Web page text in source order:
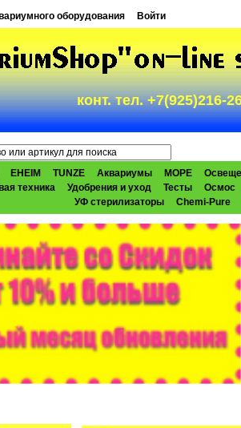
оборудования Войти
конт. тел. +7(925)216-
EHEIM TUNZE Аквариумы МОРЕ
техника Удобрения и уход Тесты
Осмос
УФ стерилизаторы
Chemi-Pure